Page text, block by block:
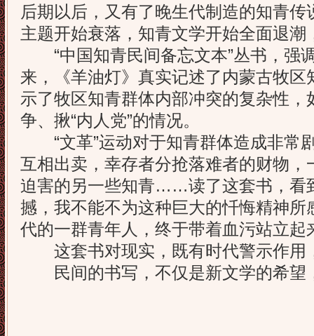
后期以后，又有了晚生代制造的知青传
主题开始衰落，知青文学开始全面退
“中国知青民间备忘文本”丛书，强
来，《羊油灯》真实记述了内蒙古牧
示了牧区知青群体内部冲突的复杂性，
争、揪“内人党”的情况。
“文革”运动对于知青群体造成非常
互相出卖，幸存者分抢落难者的财物，
迫害的另一些知青……读了这套书，看
撼，我不能不为这种巨大的忏悔精神所
代的一群青年人，终于带着血污站立起
这套书对现实，既有时代警示作用
民间的书写，不仅是新文学的希望